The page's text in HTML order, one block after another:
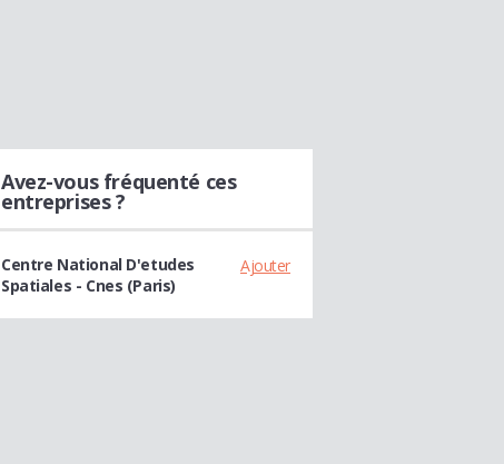
Avez-vous fréquenté ces
entreprises ?
Ajouter
Centre National D'etudes
Spatiales - Cnes (Paris)